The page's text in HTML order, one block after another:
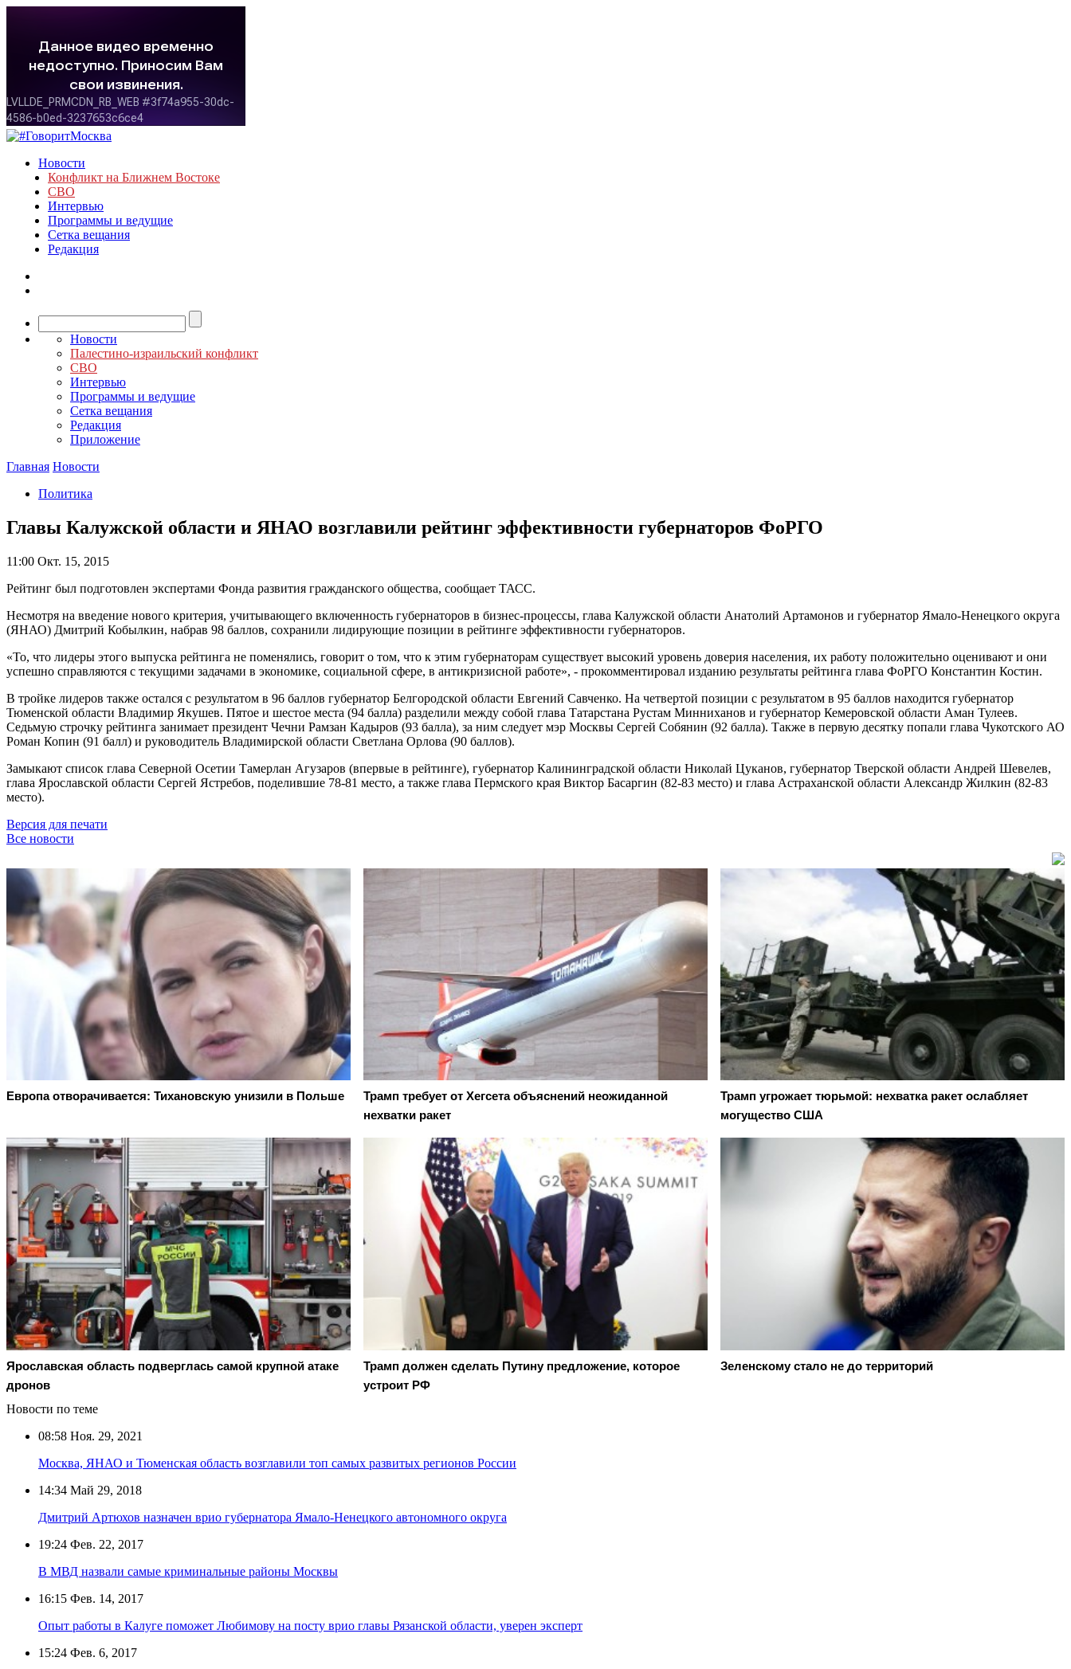
Новости
Конфликт на Ближнем Востоке
СВО
Интервью
Программы и ведущие
Сетка вещания
Редакция
Новости
Палестино-израильский конфликт
СВО
Интервью
Программы и ведущие
Сетка вещания
Редакция
Приложение
Главная Новости
Политика
Главы Калужской области и ЯНАО возглавили рейтинг эффективности губернаторов ФоРГО
11:00 Окт. 15, 2015
Рейтинг был подготовлен экспертами Фонда развития гражданского общества, сообщает ТАСС.
Несмотря на введение нового критерия, учитывающего включенность губернаторов в бизнес-процессы, глава Калужской области Анатолий Артамонов и губернатор Ямало-Ненецкого округа
(ЯНАО) Дмитрий Кобылкин, набрав 98 баллов, сохранили лидирующие позиции в рейтинге эффективности губернаторов.
«То, что лидеры этого выпуска рейтинга не поменялись, говорит о том, что к этим губернаторам существует высокий уровень доверия населения, их работу положительно оценивают и они
успешно справляются с текущими задачами в экономике, социальной сфере, в антикризисной работе», - прокомментировал изданию результаты рейтинга глава ФоРГО Константин Костин.
В тройке лидеров также остался с результатом в 96 баллов губернатор Белгородской области Евгений Савченко. На четвертой позиции с результатом в 95 баллов находится губернатор
Тюменской области Владимир Якушев. Пятое и шестое места (94 балла) разделили между собой глава Татарстана Рустам Минниханов и губернатор Кемеровской области Аман Тулеев.
Седьмую строчку рейтинга занимает президент Чечни Рамзан Кадыров (93 балла), за ним следует мэр Москвы Сергей Собянин (92 балла). Также в первую десятку попали глава Чукотского АО
Роман Копин (91 балл) и руководитель Владимирской области Светлана Орлова (90 баллов).
Замыкают список глава Северной Осетии Тамерлан Агузаров (впервые в рейтинге), губернатор Калининградской области Николай Цуканов, губернатор Тверской области Андрей Шевелев,
глава Ярославской области Сергей Ястребов, поделившие 78-81 место, а также глава Пермского края Виктор Басаргин (82-83 место) и глава Астраханской области Александр Жилкин (82-83
место).
Версия для печати
Все новости
Европа отворачивается: Тихановскую унизили в Польше
Трамп требует от Хегсета объяснений неожиданной
нехватки ракет
Трамп угрожает тюрьмой: нехватка ракет ослабляет
могущество США
Ярославская область подверглась самой крупной атаке
дронов
Трамп должен сделать Путину предложение, которое
устроит РФ
Зеленскому стало не до территорий
Новости по теме
08:58 Ноя. 29, 2021
Москва, ЯНАО и Тюменская область возглавили топ самых развитых регионов России
14:34 Май 29, 2018
Дмитрий Артюхов назначен врио губернатора Ямало-Ненецкого автономного округа
19:24 Фев. 22, 2017
В МВД назвали самые криминальные районы Москвы
16:15 Фев. 14, 2017
Опыт работы в Калуге поможет Любимову на посту врио главы Рязанской области, уверен эксперт
15:24 Фев. 6, 2017